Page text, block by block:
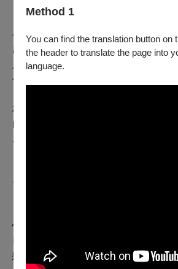
Method 1
You can find the translation button on
the header to translate the page into
language.
子做得又長又窄，演出現場，義芳裸
出非常漂亮的肌肉線條，而那條紅裙
上方的舞臺區塊，裙子都還沒被拖出
伸。那真的是美。」
林璟如的揣想是對的，在那場戲中，
的時候也是美的，服裝正式成為舞蹈
一部經典的誕生，需要多久的時間
悟，有機會討論作品的精神層面，而
已。」林璟如說，一旦看見本質以後
戀浮相的美感了。